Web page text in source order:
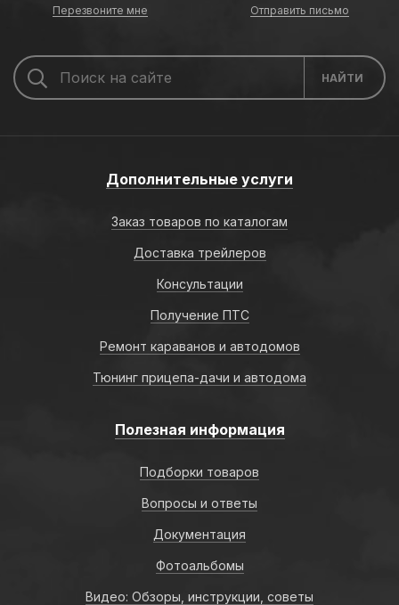
Перезвоните мне Отправить письмо
Дополнительные услуги
Заказ товаров по каталогам
Доставка трейлеров
Консультации
Получение ПТС
Ремонт караванов и автодомов
Тюнинг прицепа-дачи и автодома
Полезная информация
Подборки товаров
Вопросы и ответы
Документация
Фотоальбомы
Видео: Обзоры, инструкции, советы